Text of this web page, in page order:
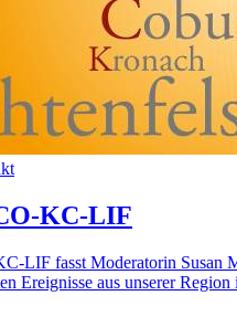
KC-LIF
LIF fasst Moderatorin Susan
Ereignisse aus unserer